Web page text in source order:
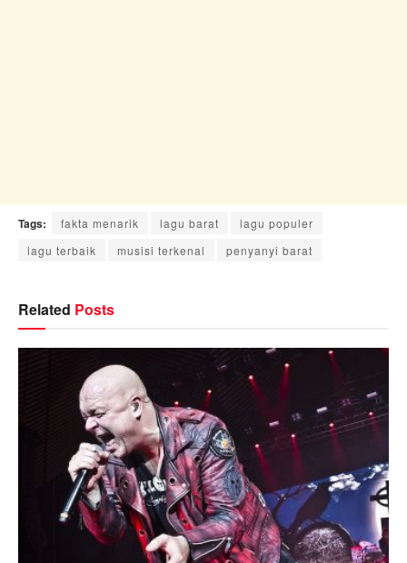
Tags: fakta menarik lagu barat
lagu populer
lagu terbaik
musisi terkenal penyanyi barat
Related Posts